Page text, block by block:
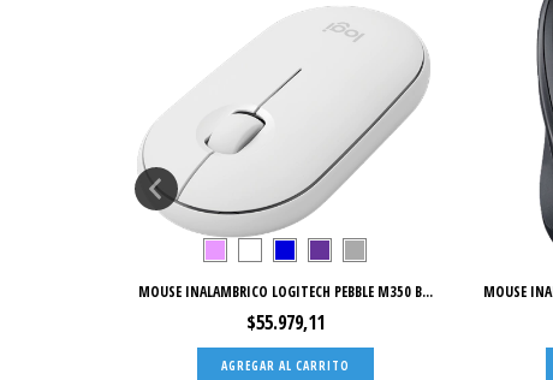
MOUSE INALAMBRICO LOGITECH PEBBLE M350 B...
$55.979,11
AGREGAR AL CARRITO
MOUSE